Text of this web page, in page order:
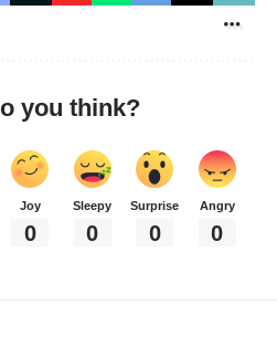
you think?
Joy
0
Sleepy
0
Surprise
0
Angry
0